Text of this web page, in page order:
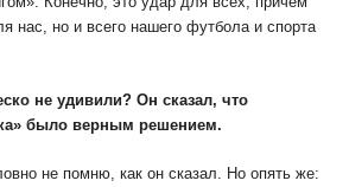
нас, но и всего нашего футбола и спорта
не удивили? Он сказал, что
было верным решением.
не помню, как он сказал. Но опять же: